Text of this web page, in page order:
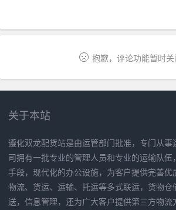
抱歉，评论功能暂时关
关于本站
遵化双龙配货站是由运管部门批准，专门从事
司拥有一批专业的管理人员和专业的运输队伍
手段，现代化的办公设施，为客户提供完善优
物流、货运、运输、托运等多式联运，货物
送，信息管理，还为广大客户提供第三方物